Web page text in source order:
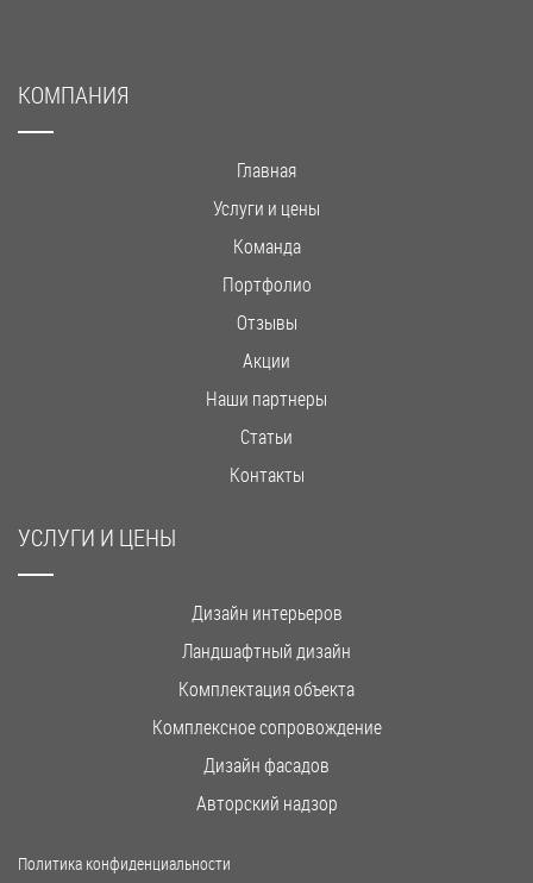
КОМПАНИЯ
Главная
Услуги и цены
Команда
Портфолио
Отзывы
Акции
Наши партнеры
Статьи
Контакты
УСЛУГИ И ЦЕНЫ
Дизайн интерьеров
Ландшафтный дизайн
Комплектация объекта
Комплексное сопровождение
Дизайн фасадов
Авторский надзор
Политика конфиденциальности